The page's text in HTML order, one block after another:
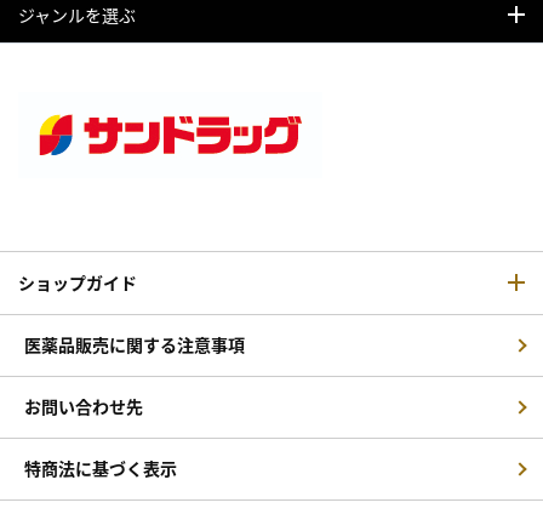
ジャンルを選ぶ
ショップガイド
医薬品販売に関する注意事項
お問い合わせ先
特商法に基づく表示